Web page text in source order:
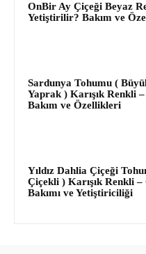
OnBir Ay Çiçeği Beyaz
Yetiştirilir? Bakım ve
Sardunya Tohumu (
Yaprak ) Karışık Renkli
Bakım ve Özellikleri
Yıldız Dahlia Çiçeği
Çiçekli ) Karışık Renkli
Bakımı ve Yetiştiriciliği